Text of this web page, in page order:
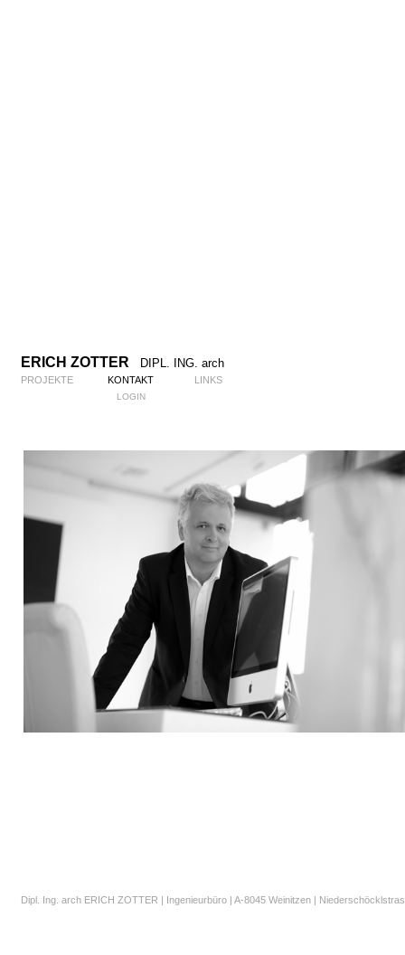
ERICH ZOTTER DIPL. ING. arch
PROJEKTE KONTAKT LINKS
LOGIN
Dipl. Ing. arch ERICH ZOTTER | Ingenieurbüro | A-8045 Weinitzen |